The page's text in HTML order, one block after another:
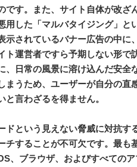
です。また、サイト自体が改ざ
用した「マルバタイジング」と
示されているバナー広告の中に
ト運営者ですら予期しない形で
、日常の風景に溶け込んだ安全
まうため、ユーザーが自分の直
と言わざるを得ません。
ドという見えない脅威に対抗す
チすることが不可欠です。最も
、ブラウザ、およびすべての